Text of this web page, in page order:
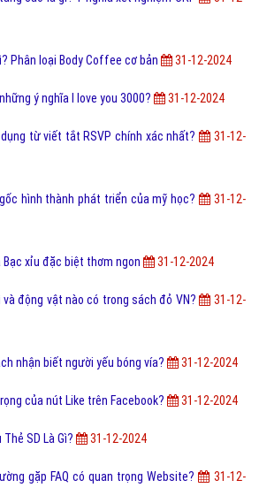
Phân loại Body Coffee cơ bản 31-12-2024
ý nghĩa I love you 3000? 31-12-2024
từ viết tắt RSVP chính xác nhất?
31-12-
hình thành phát triển của mỹ học?
31-12-
Bạc xỉu đặc biệt thơm ngon 31-12-2024
động vật nào có trong sách đỏ VN?
31-12-
nhận biết người yếu bóng vía? 31-12-2024
của nút Like trên Facebook? 31-12-2024
SD Là Gì? 31-12-2024
gặp FAQ có quan trọng Website?
31-12-